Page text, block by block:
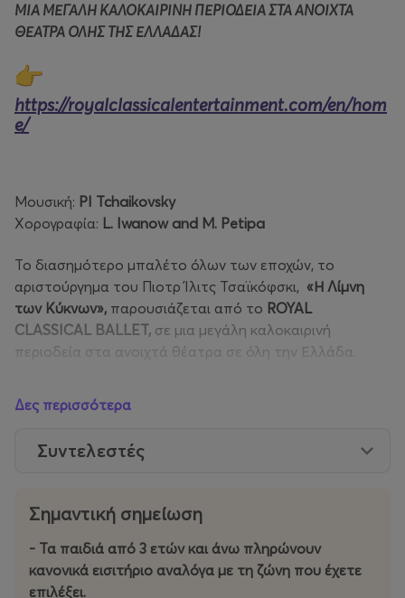
ΜΙΑ ΜΕΓΑΛΗ ΚΑΛΟΚΑΙΡΙΝΗ ΠΕΡΙΟΔΕΙΑ ΣΤΑ ΑΝΟΙΧΤΑ
ΘΕΑΤΡΑ ΟΛΗΣ ΤΗΣ ΕΛΛΑΔΑΣ!
https://royalclassicalentertainment.com/en/hom
e/
Μουσική: PI Tchaikovsky
Χορογραφία: L. Iwanow and M. Petipa
Το διασημότερο μπαλέτο όλων των εποχών, το
αριστούργημα του Πιοτρ Ίλιτς Τσαϊκόφσκι, «Η Λίμνη
των Κύκνων», παρουσιάζεται από το ROYAL
CLASSICAL BALLET, σε μια μεγάλη καλοκαιρινή
περιοδεία στα ανοιχτά θέατρα σε όλη την Ελλάδα.
που δεν παύει να γοητεύει τον θεατή. Η πανέμορφη
κατάρας του σκοτεινού μάγου Ρόθμπαρτ. Μόνο τη
Ζίγκφριντ τη συναντά, μαγεύεται από την ομορφιά και
την αγνότητά της. Όμως ο πανούργος μάγος
προσπαθεί με δόλο να παντρέψει την κόρη του, Οντίλ,
τον μαύρο κύκνο, με τον πρίγκηπα. Όταν ανακαλύπτει
Δες περισσότερα
Συντελεστές
Σημαντική σημείωση
- Τα παιδιά από 3 ετών και άνω πληρώνουν
κανονικά εισιτήριο αναλόγα με τη ζώνη που έχετε
επιλέξει.